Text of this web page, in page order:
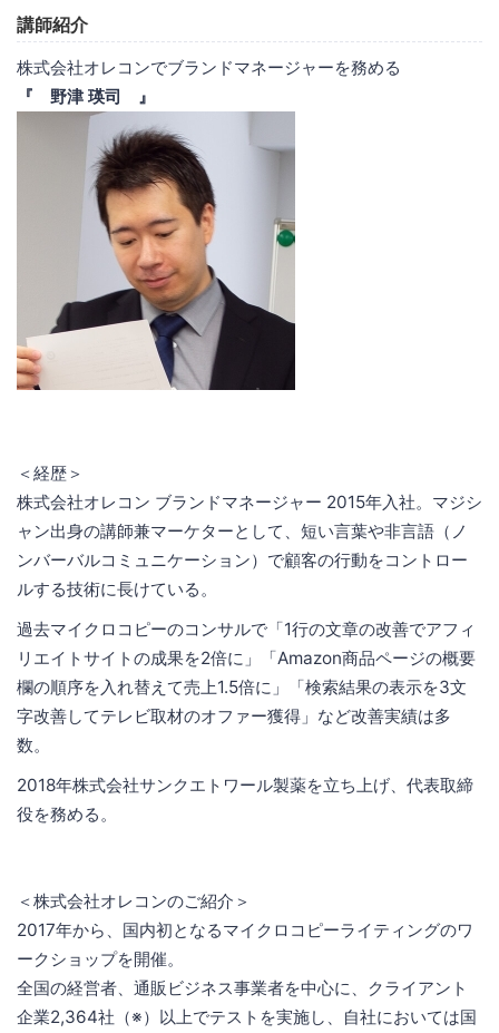
講師紹介
株式会社オレコンでブランドマネージャーを務める
『 野津 瑛司 』
＜経歴＞
株式会社オレコン ブランドマネージャー 2015年入社。マジシ
ャン出身の講師兼マーケターとして、短い言葉や非言語（ノ
ンバーバルコミュニケーション）で顧客の行動をコントロー
ルする技術に長けている。
過去マイクロコピーのコンサルで「1行の文章の改善でアフィ
リエイトサイトの成果を2倍に」「Amazon商品ページの概要
欄の順序を入れ替えて売上1.5倍に」「検索結果の表示を3文
字改善してテレビ取材のオファー獲得」など改善実績は多
数。
2018年株式会社サンクエトワール製薬を立ち上げ、代表取締
役を務める。
＜株式会社オレコンのご紹介＞
2017年から、国内初となるマイクロコピーライティングのワ
ークショップを開催。
全国の経営者、通販ビジネス事業者を中心に、クライアント
企業2,364社（※）以上でテストを実施し、自社においては国